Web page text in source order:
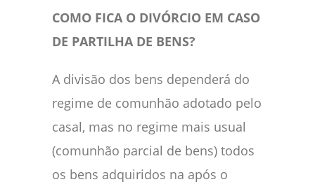
COMO FICA O DIVÓRCIO EM CASO
DE PARTILHA DE BENS?
A divisão dos bens dependerá do
regime de comunhão adotado pelo
casal, mas no regime mais usual
(comunhão parcial de bens) todos
os bens adquiridos na após o